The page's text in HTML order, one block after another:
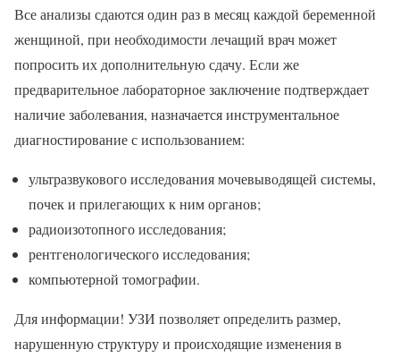
Все анализы сдаются один раз в месяц каждой беременной
женщиной, при необходимости лечащий врач может
попросить их дополнительную сдачу. Если же
предварительное лабораторное заключение подтверждает
наличие заболевания, назначается инструментальное
диагностирование с использованием:
ультразвукового исследования мочевыводящей системы,
почек и прилегающих к ним органов;
радиоизотопного исследования;
рентгенологического исследования;
компьютерной томографии.
Для информации! УЗИ позволяет определить размер,
нарушенную структуру и происходящие изменения в